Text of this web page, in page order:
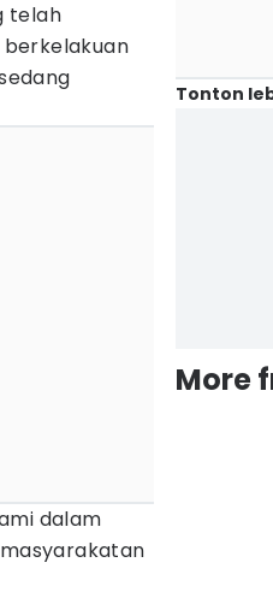
telah
dalam
Tonton
More